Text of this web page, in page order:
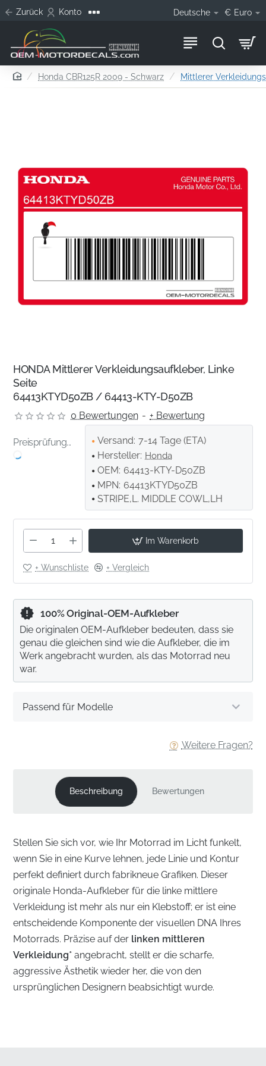
Zurück Konto Deutsche € Euro
homeHonda CBR125R 2009 - Schwarz Mittlerer
HONDA Mittlerer Verkleidungsaufkleber, Linke
Seite
64413KTYD50ZB / 64413-KTY-D50ZB
0 Bewertungen - + Bewertung
Preisprüfung... Versand: 7-14 Tage (ETA)
Hersteller: Honda
OEM: 64413-KTY-D50ZB
MPN: 64413KTYD50ZB
STRIPE,L. MIDDLE COWL,LH
Im Warenkorb
+ Wunschliste + Vergleich
Weitere Fragen?
Passend für Modelle
100% Original-OEM-Aufkleber
Die originalen OEM-Aufkleber bedeuten, dass sie
genau die gleichen sind wie die Aufkleber, die im
Werk angebracht wurden, als das Motorrad neu
war.
Beschreibung Bewertungen
Stellen Sie sich vor, wie Ihr Motorrad im Licht funkelt,
wenn Sie in eine Kurve lehnen, jede Linie und Kontur
perfekt definiert durch fabrikneue Grafiken. Dieser
originale Honda-Aufkleber für die linke mittlere
Verkleidung ist mehr als nur ein Klebstoff; er ist eine
entscheidende Komponente der visuellen DNA Ihres
Motorrads. Präzise auf der linken mittleren
Verkleidung* angebracht, stellt er die scharfe,
aggressive Ästhetik wieder her, die von den
ursprünglichen Designern beabsichtigt wurde.